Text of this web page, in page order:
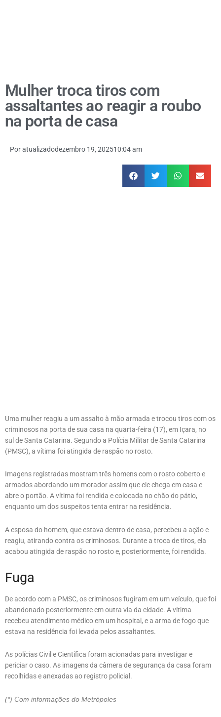
Mulher troca tiros com
assaltantes ao reagir a roubo
na porta de casa
Poratualizadodezembro 19, 202510:04 am
Uma mulher reagiu a um assalto à mão armada e trocou tiros com os
criminosos na porta de sua casa na quarta-feira (17), em Içara, no
sul de Santa Catarina. Segundo a Polícia Militar de Santa Catarina
(PMSC), a vítima foi atingida de raspão no rosto.
Imagens registradas mostram três homens com o rosto coberto e
armados abordando um morador assim que ele chega em casa e
abre o portão. A vítima foi rendida e colocada no chão do pátio,
enquanto um dos suspeitos tenta entrar na residência.
A esposa do homem, que estava dentro de casa, percebeu a ação e
reagiu, atirando contra os criminosos. Durante a troca de tiros, ela
acabou atingida de raspão no rosto e, posteriormente, foi rendida.
Fuga
De acordo com a PMSC, os criminosos fugiram em um veículo, que foi
abandonado posteriormente em outra via da cidade. A vítima
recebeu atendimento médico em um hospital, e a arma de fogo que
estava na residência foi levada pelos assaltantes.
As polícias Civil e Científica foram acionadas para investigar e
periciar o caso. As imagens da câmera de segurança da casa foram
recolhidas e anexadas ao registro policial.
(*) Com informações do Metrópoles